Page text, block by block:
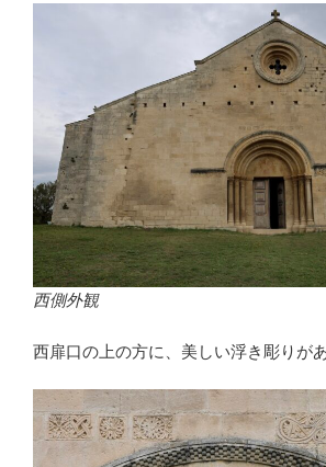
西側外観
西扉口の上の方に、美しい浮き彫りがあ